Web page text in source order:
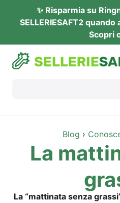
✨ Rispar­mia su
SELLERIESAFT2
Sco­pri
Blog ›
La
La “mat­ti­na­ta sen­za